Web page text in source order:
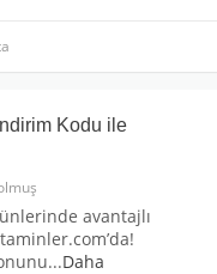
Kodu ile
avantajlı
...Daha